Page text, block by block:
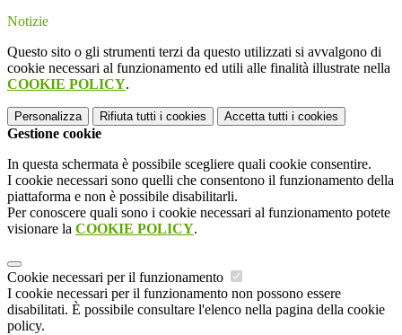
Notizie
Questo sito o gli strumenti terzi da questo utilizzati si avvalgono di
cookie necessari al funzionamento ed utili alle finalità illustrate nella
COOKIE POLICY.
Personalizza Rifiuta tutti i cookies Accetta tutti i cookies
Gestione cookie
In questa schermata è possibile scegliere quali cookie consentire.
I cookie necessari sono quelli che consentono il funzionamento della
piattaforma e non è possibile disabilitarli.
Per conoscere quali sono i cookie necessari al funzionamento potete
visionare la COOKIE POLICY.
Cookie necessari per il funzionamento
I cookie necessari per il funzionamento non possono essere
disabilitati. È possibile consultare l'elenco nella pagina della cookie
policy.